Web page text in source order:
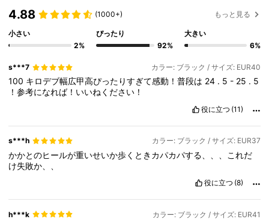
4.88 (1000+) もっと見る
小さい
2%
ぴったり
92%
大きい
6%
s***7 カラー: ブラック / サイズ: EUR40
100 キロデブ幅広甲高ぴったりすぎて感動！普段は 24 . 5 - 25 . 5
！参考になれば！いいねください！
役に立つ (11)
s***h カラー: ブラック / サイズ: EUR37
かかとのヒールが重いせいか歩くときカパカパする、、、これだ
け失敗か、、
役に立つ (8)
h***k カラー: ブラック / サイズ: EUR41